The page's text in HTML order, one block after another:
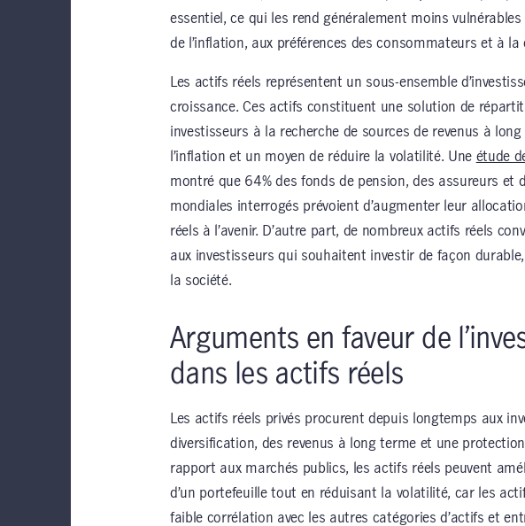
essentiel, ce qui les rend généralement moins
de l’inflation, aux préférences des consommateurs et à la
Les actifs réels représentent un sous-ensemble
croissance. Ces actifs constituent une solution de
investisseurs à la recherche de sources de revenus à
l’inflation et un moyen de réduire la volatilité. Une étude
montré que 64% des fonds de pension, des assureurs et
mondiales interrogés prévoient d’augmenter leur
réels à l’avenir. D’autre part, de nombreux actifs réels
aux investisseurs qui souhaitent investir de façon
la société.
Arguments en faveur de
dans les actifs réels
Les actifs réels privés procurent depuis longtemps aux
diversification, des revenus à long terme et une
rapport aux marchés publics, les actifs réels peuvent
d’un portefeuille tout en réduisant la volatilité, car les
faible corrélation avec les autres catégories d’actifs et